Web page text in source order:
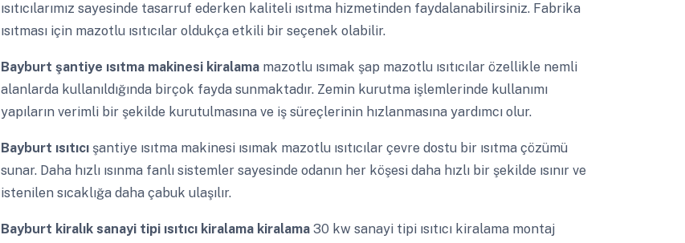
ısıtıcılarımız sayesinde tasarruf ederken kaliteli ısıtma hizmetinden faydalanabilirsiniz. Fabrika
ısıtması için mazotlu ısıtıcılar oldukça etkili bir seçenek olabilir.
Bayburt şantiye ısıtma makinesi kiralama mazotlu ısımak şap mazotlu ısıtıcılar özellikle nemli
alanlarda kullanıldığında birçok fayda sunmaktadır. Zemin kurutma işlemlerinde kullanımı
yapıların verimli bir şekilde kurutulmasına ve iş süreçlerinin hızlanmasına yardımcı olur.
Bayburt ısıtıcı şantiye ısıtma makinesi ısımak mazotlu ısıtıcılar çevre dostu bir ısıtma çözümü
sunar. Daha hızlı ısınma fanlı sistemler sayesinde odanın her köşesi daha hızlı bir şekilde ısınır ve
istenilen sıcaklığa daha çabuk ulaşılır.
Bayburt kiralık sanayi tipi ısıtıcı kiralama kiralama 30 kw sanayi tipi ısıtıcı kiralama montaj